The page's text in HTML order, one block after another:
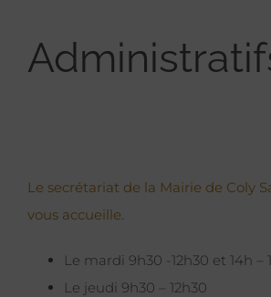
Le secrétariat de la Mairie de Coly
vous accueille.
Le mardi 9h30 -12h30 et 14h –
Le jeudi 9h30 – 12h30